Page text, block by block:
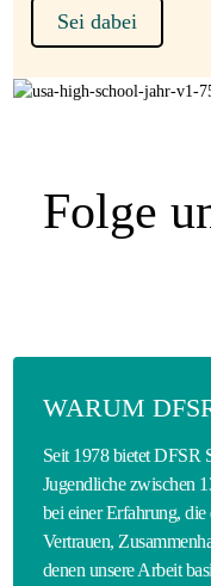
Sei dabei
Folge
WARUM
Seit 1978 bietet DFSR
Jugendliche zwischen
bei einer Erfahrung,
Vertrauen,
denen unsere Arbeit